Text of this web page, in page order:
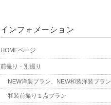
インフォメーション
HOMEページ
前撮り・別撮り
NEW洋装プラン、NEW和装洋装プラン
和装前撮り１点プラン